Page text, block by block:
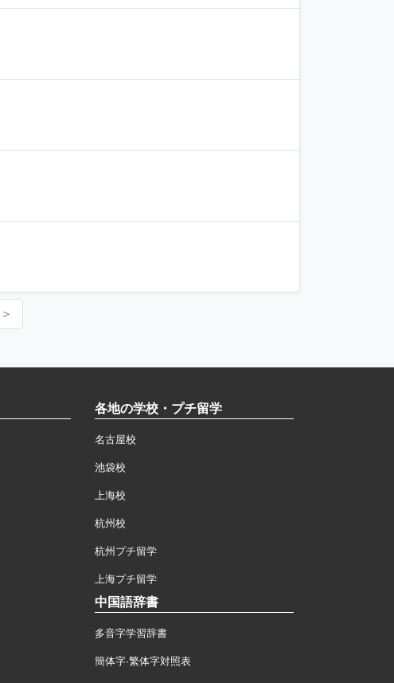
＞
各地の学校・プチ留学
名古屋校
池袋校
上海校
杭州校
杭州プチ留学
上海プチ留学
中国語辞書
多音字学習辞書
簡体字·繁体字対照表